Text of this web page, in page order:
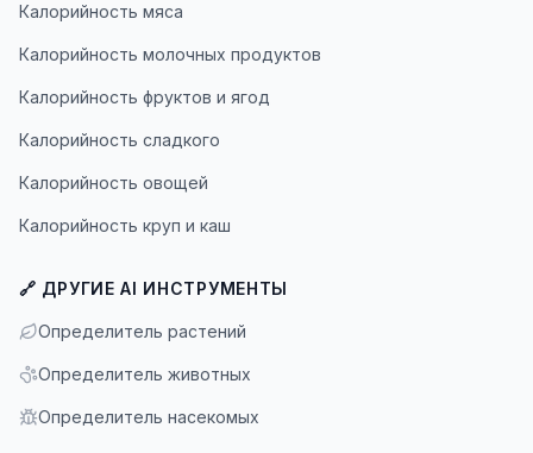
Калорийность мяса
Калорийность молочных продуктов
Калорийность фруктов и ягод
Калорийность сладкого
Калорийность овощей
Калорийность круп и каш
🔗 ДРУГИЕ AI ИНСТРУМЕНТЫ
Определитель растений
Определитель животных
Определитель насекомых